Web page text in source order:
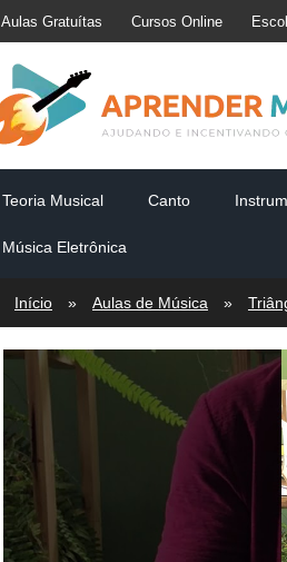
Aulas Gratuítas Cursos Online
Teoria Musical Canto
Música Eletrônica
Início » Aulas de Música »